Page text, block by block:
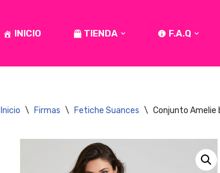
INICIO TIENDA F.A.Q
Inicio \ Firmas \ Fetiche Suances \ Conjunto Amelie